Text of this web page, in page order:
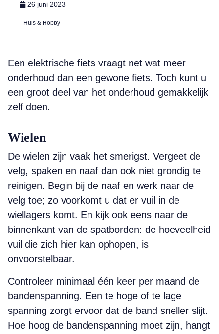
26 juni 2023
Huis & Hobby
Een elektrische fiets vraagt net wat meer
onderhoud dan een gewone fiets. Toch kunt u
een groot deel van het onderhoud gemakkelijk
zelf doen.
Wielen
De wielen zijn vaak het smerigst. Vergeet de
velg, spaken en naaf dan ook niet grondig te
reinigen. Begin bij de naaf en werk naar de
velg toe; zo voorkomt u dat er vuil in de
wiellagers komt. En kijk ook eens naar de
binnenkant van de spatborden: de hoeveelheid
vuil die zich hier kan ophopen, is
onvoorstelbaar.
Controleer minimaal één keer per maand de
bandenspanning. Een te hoge of te lage
spanning zorgt ervoor dat de band sneller slijt.
Hoe hoog de bandenspanning moet zijn, hangt